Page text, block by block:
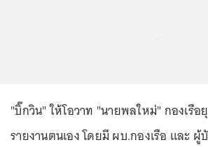
"บิ๊กวิน" ให้โอวาท "นายพลใหม่" กองเรือ
รายงานตนเอง โดยมี ผบ.กองเรือ และ